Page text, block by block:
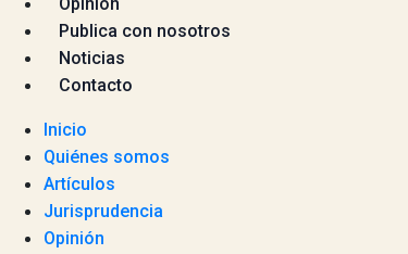
Publica con nosotros
Noticias
Contacto
Inicio
Quiénes somos
Artículos
Jurisprudencia
Opinión